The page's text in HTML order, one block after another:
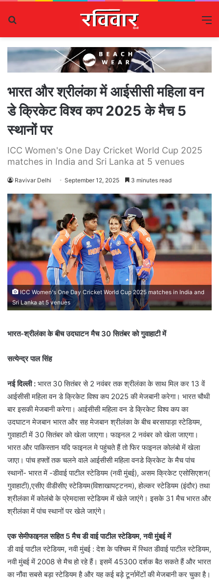
भारत और श्रीलंका में आईसीसी महिला वन
डे क्रिकेट विश्व कप 2025 के मैच 5
स्थानों पर
ICC Women's One Day Cricket World Cup 2025
matches in India and Sri Lanka at 5 venues
Ravivar Delhi September 12, 2025 3 minutes read
ICC Women's One Day Cricket World Cup 2025 matches in India and
Sri Lanka at 5 venues
भारत-श्रीलंका के बीच उदघाटन मैच 30 सितंबर को गुवाहाटी में
सत्येन्द्र पाल सिंह
नई दिल्ली : भारत 30 सितंबर से 2 नवंबर तक श्रीलंका के साथ मिल कर 13 वें
आईसीसी महिला वन डे क्रिकेट विश्व कप 2025 की मेजबानी करेगा। भारत चौथी
बार इसकी मेजबानी करेगा। आईसीसी महिला वन डे क्रिकेट विश्व कप का
उदघाटन मेजबान भारत और सह मेजबान श्रीलंका के बीच बरसापाड़ा स्टेडियम,
गुवाहाटी में 30 सितंबर को खेला जाएगा। फाइनल 2 नवंबर को खेला जाएगा।
भारत और पाकिस्तान यदि फाइनल मे पहुंचते हैं तो फिर फाइनल कोलंबो में खेला
जाएा। पांच हफ्तों तक चलने वाले आईसीसी महिला वनडे क्रिकेट के मैच पांच
स्थानों- भारत में -डीवाई पाटील स्टेडियम (नवी मुंबई), असम क्रिकेट एसोसिएशन(
गुवाहाटी),एसीए वीडीसीए स्टेडियम(विशाखापट्टनम), होल्कर स्टेडियम (इंदौर) तथा
श्रीलंका में कोलंबो के प्रेमदासा स्टेडियम में खेले जाएंगे। इसके 31 मैच भारत और
श्रीलंका में पांच स्थानों पर खेले जाएंगे।
एक सेमीफाइनल सहित 5 मैच डी वाई पाटील स्टेडियम, नवी मुंबई में
डी वाई पाटील स्टेडियम, नवी मुंबई : देश के पश्चिम में स्थित डीवाई पाटील स्टेडियम,
नवी मुंबई में 2008 से मैच हो रहे हैं। इसमें 45300 दर्शक बैठ सकते हैं और भारत
का नौंवा सबसे बड़ा स्टेडियम है और यह कई बड़े टूर्नामेंटों की मेजबानी कर चुका है।